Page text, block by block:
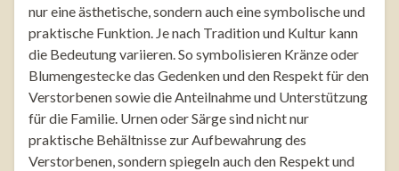
nur eine ästhetische, sondern auch eine symbolische und
praktische Funktion. Je nach Tradition und Kultur kann
die Bedeutung variieren. So symbolisieren Kränze oder
Blumengestecke das Gedenken und den Respekt für den
Verstorbenen sowie die Anteilnahme und Unterstützung
für die Familie. Urnen oder Särge sind nicht nur
praktische Behältnisse zur Aufbewahrung des
Verstorbenen, sondern spiegeln auch den Respekt und